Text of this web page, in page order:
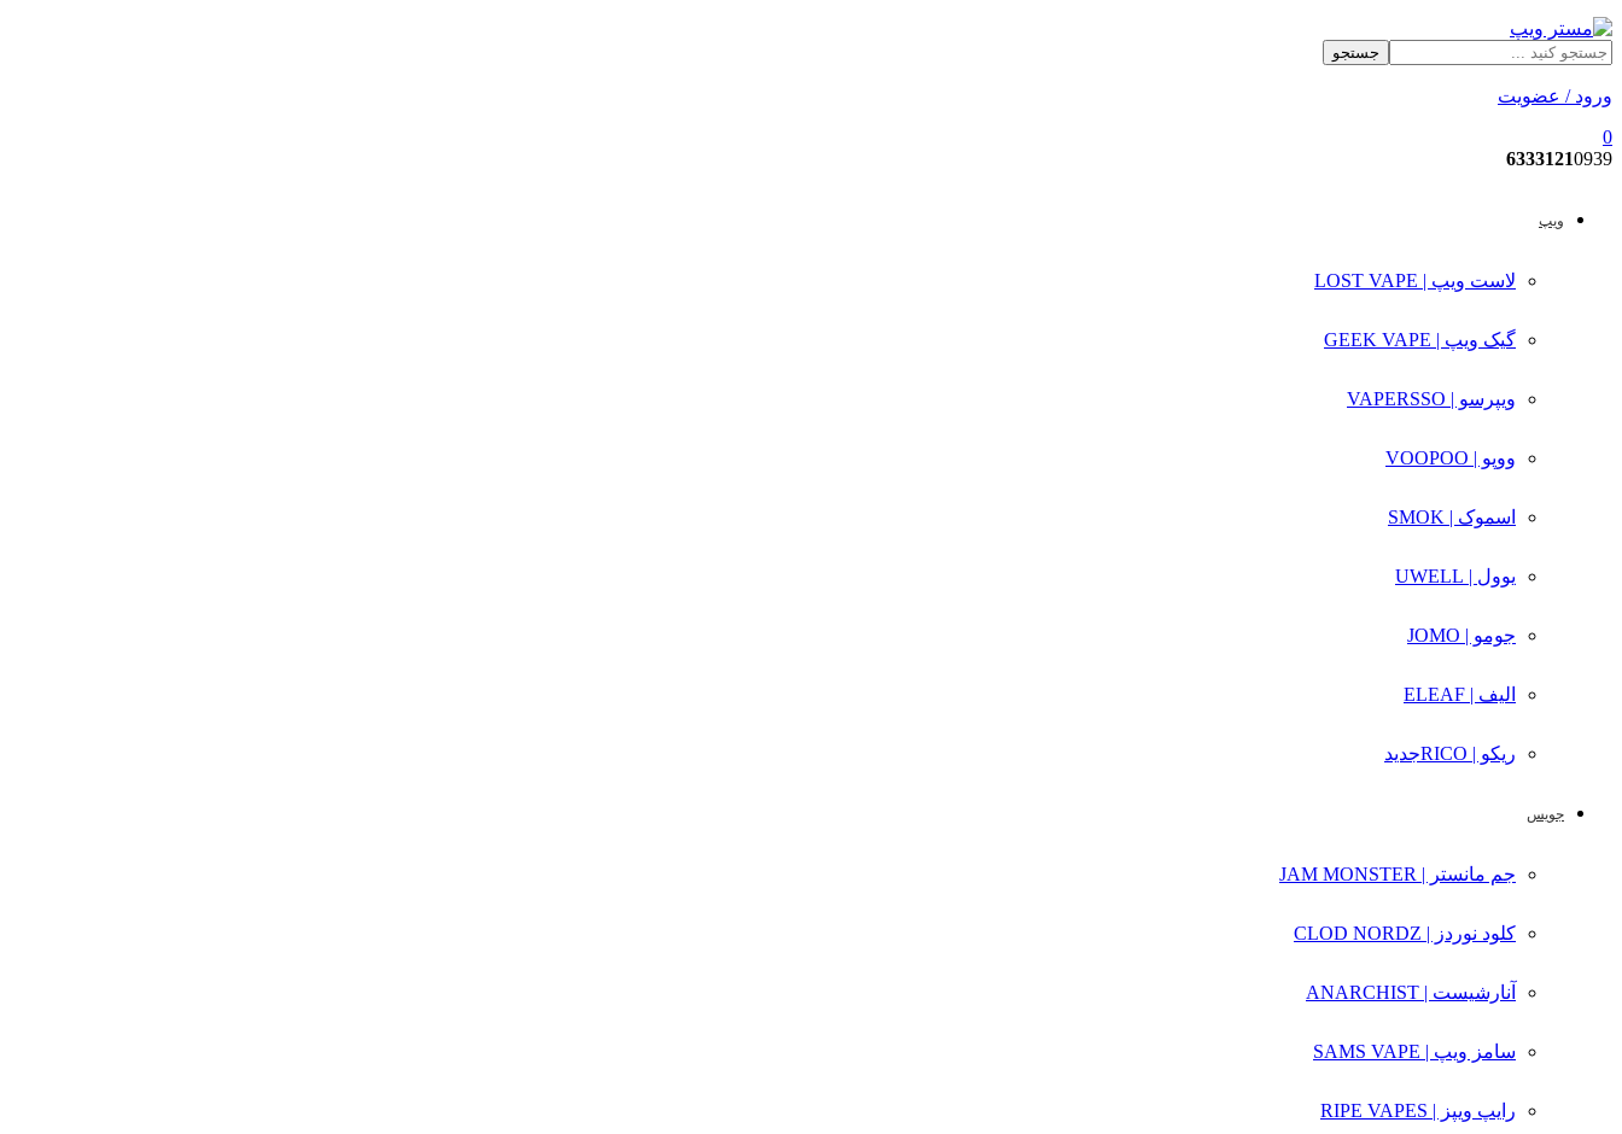
جستجو
ورود / عضویت
0
63331210939
ویپ
لاست ویپ | LOST VAPE
گیک ویپ | GEEK VAPE
ویپرسو | VAPERSSO
ووپو | VOOPOO
اسموک | SMOK
یوول | UWELL
جومو | JOMO
الیف | ELEAF
ریکو | RICO جدید
جویس
جم مانستر | JAM MONSTER
کلود نوردز | CLOD NORDZ
آنارشیست | ANARCHIST
سامز ویپ | SAMS VAPE
رایپ ویپز | RIPE VAPES